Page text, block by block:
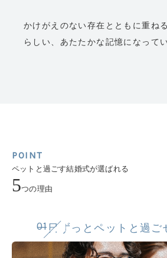
かけがえのない存在とともに重ね
らしい、あたたかな記憶になって
POINT
ペットと過ごす結婚式が選ばれる
5つの理由
01
一日ずっとペットと過ご